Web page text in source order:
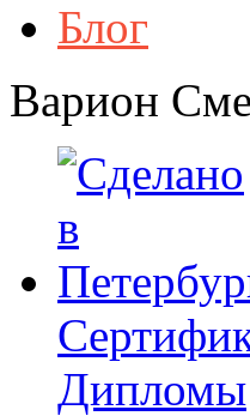
Блог
Варион
Дипломы